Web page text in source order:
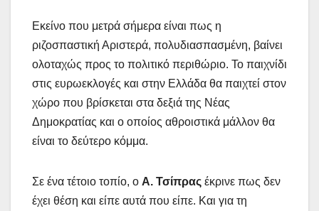
Εκείνο που μετρά σήμερα είναι πως η
ριζοσπαστική Αριστερά, πολυδιασπασμένη, βαίνει
ολοταχώς προς το πολιτικό περιθώριο. Το παιχνίδι
στις ευρωεκλογές και στην Ελλάδα θα παιχτεί στον
χώρο που βρίσκεται στα δεξιά της Νέας
Δημοκρατίας και ο οποίος αθροιστικά μάλλον θα
είναι το δεύτερο κόμμα.
Σε ένα τέτοιο τοπίο, ο Α. Τσίπρας έκρινε πως δεν
έχει θέση και είπε αυτά που είπε. Και για τη